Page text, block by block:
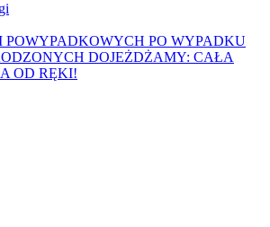
POWYPADKOWYCH PO WYPADKU
DOJEŻDŻAMY: CAŁA
OD RĘKI!